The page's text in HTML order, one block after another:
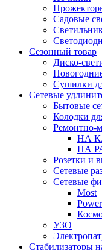
Садовые
Сезонный товар
Диско-
Сушилки
Сетевые
Бытовые
Колодки
Ремонтно-
НА
НА
Розетки и
Сетевые
Сетевые
Most
УЗО
Стабилизаторы